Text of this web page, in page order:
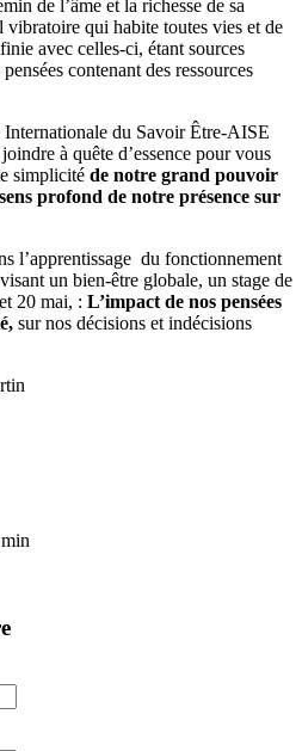
de l’âme et la richesse de sa
qui habite toutes vies et de
avec celles-ci, étant sources
contenant des ressources
du Savoir Être-AISE
à quête d’essence pour vous
simplicité de notre grand pouvoir
profond de notre présence sur
l’apprentissage du fonctionnement
un bien-être globale, un stage de
20 mai, : L’impact de nos pensées
sur nos décisions et indécisions